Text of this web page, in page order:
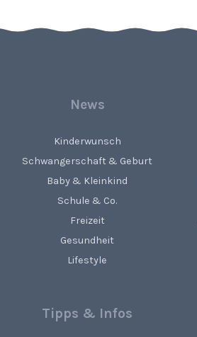
News
Kinderwunsch
Schwangerschaft & Geburt
Baby & Kleinkind
Schule & Co.
Freizeit
Gesundheit
Lifestyle
Tipps & Infos